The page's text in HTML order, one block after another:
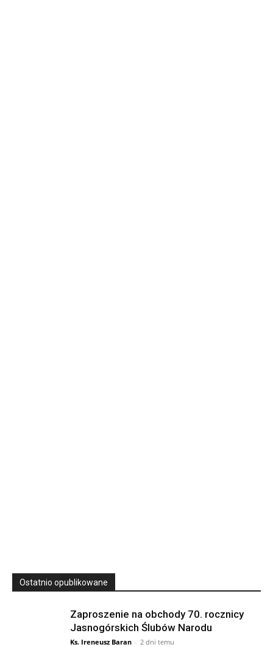
Ostatnio opublikowane
Zaproszenie na obchody 70. rocznicy
Jasnogórskich Ślubów Narodu
Ks. Ireneusz Baran - 2 dni temu